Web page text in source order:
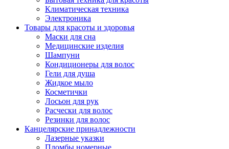
Климатическая техника
Электроника
Товары для красоты и здоровья
Маски для сна
Медицинские изделия
Шампуни
Кондиционеры для волос
Гели для душа
Жидкое мыло
Косметички
Лосьон для рук
Расчески для волос
Резинки для волос
Канцелярские принадлежности
Лазерные указки
Пломбы номерные